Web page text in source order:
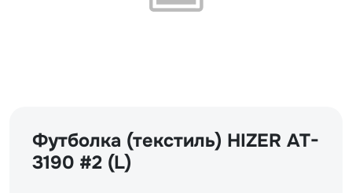
Футболка (текстиль) HIZER AT-
3190 #2 (L)